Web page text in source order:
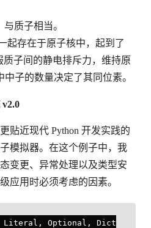
与质子相当。
起存在于原子核中，起到了
质子间的静电排斥力，维持原
子的数量决定了其同位素。
贴近现代 Python 开发实践的
模拟器。在这个例子中，我
变更、异常处理以及类型安
应用时必须考虑的因素。
Literal, Optional, Dict